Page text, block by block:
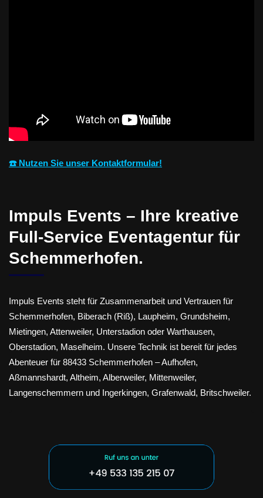
☎️ Nutzen Sie unser Kontaktformular!
Impuls Events – Ihre kreative
Full-Service Eventagentur für
Schemmerhofen.
Impuls Events steht für Zusammenarbeit und Vertrauen für
Schemmerhofen, Biberach (Riß), Laupheim, Grundsheim,
Mietingen, Attenweiler, Unterstadion oder Warthausen,
Oberstadion, Maselheim. Unsere Technik ist bereit für jedes
Abenteuer für 88433 Schemmerhofen – Aufhofen,
Aßmannshardt, Altheim, Alberweiler, Mittenweiler,
Langenschemmern und Ingerkingen, Grafenwald, Britschweiler.